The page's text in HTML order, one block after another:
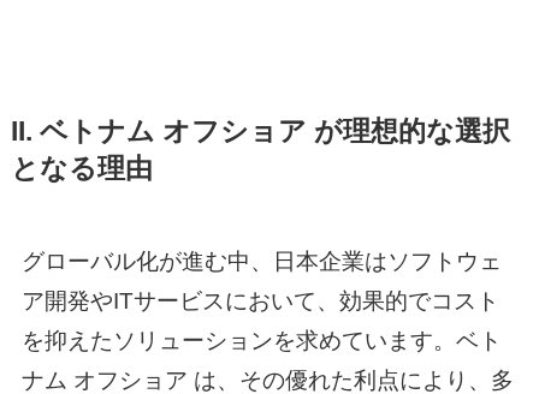
II. ベトナム オフショア が理想的な選択
となる理由
グローバル化が進む中、日本企業はソフトウェ
ア開発やITサービスにおいて、効果的でコスト
を抑えたソリューションを求めています。 ベト
ナム オフショア は、その優れた利点により、多